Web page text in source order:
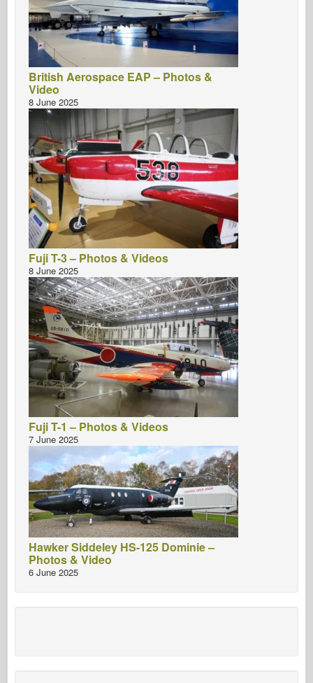
British Aerospace EAP – Photos &
Video
8 June 2025
Fuji T-3 – Photos & Videos
8 June 2025
Fuji T-1 – Photos & Videos
7 June 2025
Hawker Siddeley HS-125 Dominie –
Photos & Video
6 June 2025